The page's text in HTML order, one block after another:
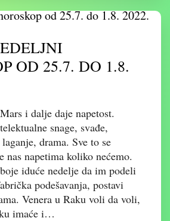
OD 25.7. DO 1.8.
i dalje daje napetost.
snage, svađe,
drama. Sve to se
nas napetima koliko nećemo.
iduće nedelje da im podeli
podešavanja, postavi
Venera u Raku voli da voli,
imaće i…